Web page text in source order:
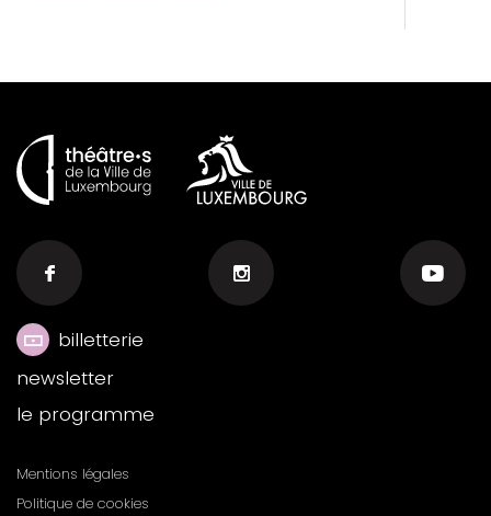
Menu
footer
n°6
billetterie
newsletter
le programme
Menu
Mentions légales
Politique de cookies